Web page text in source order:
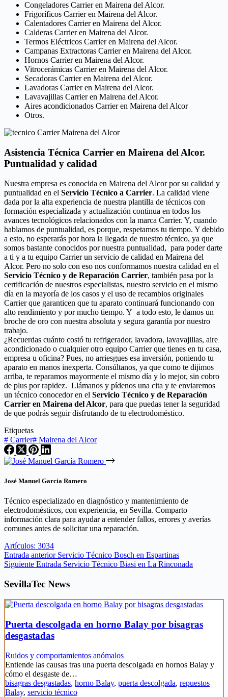
Congeladores Carrier en Mairena del Alcor.
Frigoríficos Carrier en Mairena del Alcor.
Calentadores Carrier en Mairena del Alcor.
Calderas Carrier en Mairena del Alcor.
Termos Eléctricos Carrier en Mairena del Alcor.
Campanas Extractoras Carrier en Mairena del Alcor.
Hornos Carrier en Mairena del Alcor.
Vitrocerámicas Carrier en Mairena del Alcor.
Secadoras Carrier en Mairena del Alcor.
Lavadoras Carrier en Mairena del Alcor.
Lavavajillas Carrier en Mairena del Alcor.
Aires acondicionados Carrier en Mairena del Alcor
Otros.
Asistencia Técnica Carrier en Mairena del Alcor.
Puntualidad y calidad
Nuestra empresa es conocida en Mairena del Alcor por su calidad y
puntualidad en el Servicio Técnico a Carrier. La calidad viene
dada por la alta experiencia de nuestra plantilla de técnicos con
formación especializada y actualización continua en todos los
avances tecnológicos relacionados con la marca Carrier. Y, cuando
hablamos de puntualidad, es porque, respetamos tu tiempo. Y debido
a esto, no esperarás por hora la llegada de nuestro técnico, ya que
somos bastante conocidos por nuestra puntualidad, para poder darte
a ti y a tu equipo Carrier un servicio de calidad en Mairena del
Alcor. Pero no solo con eso nos conformamos nuestra calidad en el
Servicio Técnico y de Reparación Carrier, también pasa por la
certificación de nuestros especialistas, nuestro servicio en el mismo
día en la mayoría de los casos y el uso de recambios originales
Carrier que garanticen que tu aparato continuará funcionando con
alto rendimiento y por mucho tiempo. Y a todo esto, le damos un
broche de oro con nuestra absoluta y segura garantía por nuestro
trabajo.
¿Recuerdas cuánto costó tu refrigerador, lavadora, lavavajillas, aire
acondicionado o cualquier otro equipo Carrier que tienes en tu casa,
empresa u oficina? Pues, no arriesgues esa inversión, poniendo tu
aparato en manos inexperta. Consúltanos, ya que como te dijimos
arriba, te reparamos mayormente el mismo día y lo mejor, sin cobro
de plus por rapidez. Llámanos y pídenos una cita y te enviaremos
un técnico conocedor en el Servicio Técnico y de Reparación
Carrier en Mairena del Alcor, para que puedas tener la seguridad
de que podrás seguir disfrutando de tu electrodoméstico.
Etiquetas
# Carrier# Mairena del Alcor
José Manuel García Romero
Técnico especializado en diagnóstico y mantenimiento de
electrodomésticos, con experiencia, en Sevilla. Comparto
información clara para ayudar a entender fallos, errores y averías
comunes antes de solicitar una reparación.
Artículos: 3034
Entrada anterior Servicio Técnico Bosch en Espartinas
Siguiente Entrada Servicio Técnico Biasi en La Rinconada
SevillaTec News
Puerta descolgada en horno Balay por bisagras
desgastadas
Ruidos y comportamientos anómalos
Entiende las causas tras una puerta descolgada en hornos Balay y
cómo el desgaste de…
bisagras desgastadas, horno Balay, puerta descolgada, repuestos
Balay, servicio técnico